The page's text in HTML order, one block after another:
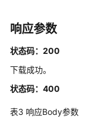
历
史
响应参数
状态码：200
下载成功。
状态码：400
表3 响应Body参数